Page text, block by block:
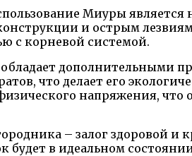
Миуры
и острым
с корневой системой.
дополнительными
что делает его
напряжения,
– залог здоровой и
будет в идеальном